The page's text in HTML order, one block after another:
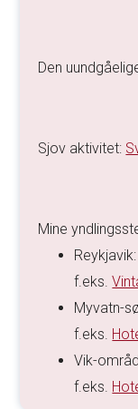
Den
Sjov aktivitet:
Mine
f.eks.
Myvatn-
f.eks.
Vik-
f.eks.